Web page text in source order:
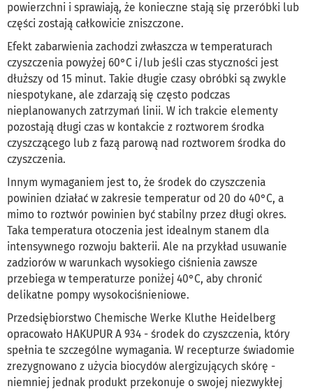
powierzchni i sprawiają, że konieczne stają się przeróbki lub
części zostają całkowicie zniszczone.
Efekt zabarwienia zachodzi zwłaszcza w temperaturach
czyszczenia powyżej 60°C i/lub jeśli czas styczności jest
dłuższy od 15 minut. Takie długie czasy obróbki są zwykle
niespotykane, ale zdarzają się często podczas
nieplanowanych zatrzymań linii. W ich trakcie elementy
pozostają długi czas w kontakcie z roztworem środka
czyszczącego lub z fazą parową nad roztworem środka do
czyszczenia.
Innym wymaganiem jest to, że środek do czyszczenia
powinien działać w zakresie temperatur od 20 do 40°C, a
mimo to roztwór powinien być stabilny przez długi okres.
Taka temperatura otoczenia jest idealnym stanem dla
intensywnego rozwoju bakterii. Ale na przykład usuwanie
zadziorów w warunkach wysokiego ciśnienia zawsze
przebiega w temperaturze poniżej 40°C, aby chronić
delikatne pompy wysokociśnieniowe.
Przedsiębiorstwo Chemische Werke Kluthe Heidelberg
opracowało HAKUPUR A 934 - środek do czyszczenia, który
spełnia te szczególne wymagania. W recepturze świadomie
zrezygnowano z użycia biocydów alergizujących skórę -
niemniej jednak produkt przekonuje o swojej niezwykłej